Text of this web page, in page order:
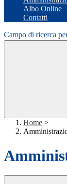
Albo Online
Contatti
Campo di ricerca
Home >